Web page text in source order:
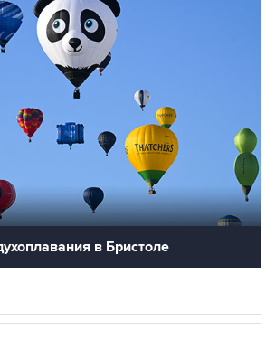
в Бристоле